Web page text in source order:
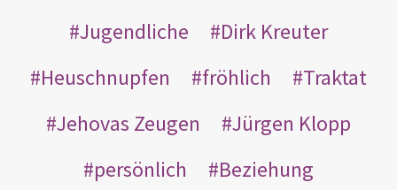
Jugendliche
Dirk Kreuter
Heuschnupfen
fröhlich
Traktat
Jehovas Zeugen
Jürgen Klopp
persönlich
Beziehung